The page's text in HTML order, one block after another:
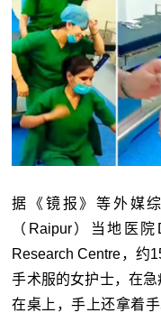
据《镜报》等外媒
（Raipur）当地医院
Research Centre，约
手术服的女护士，在
在桌上，手上还拿着